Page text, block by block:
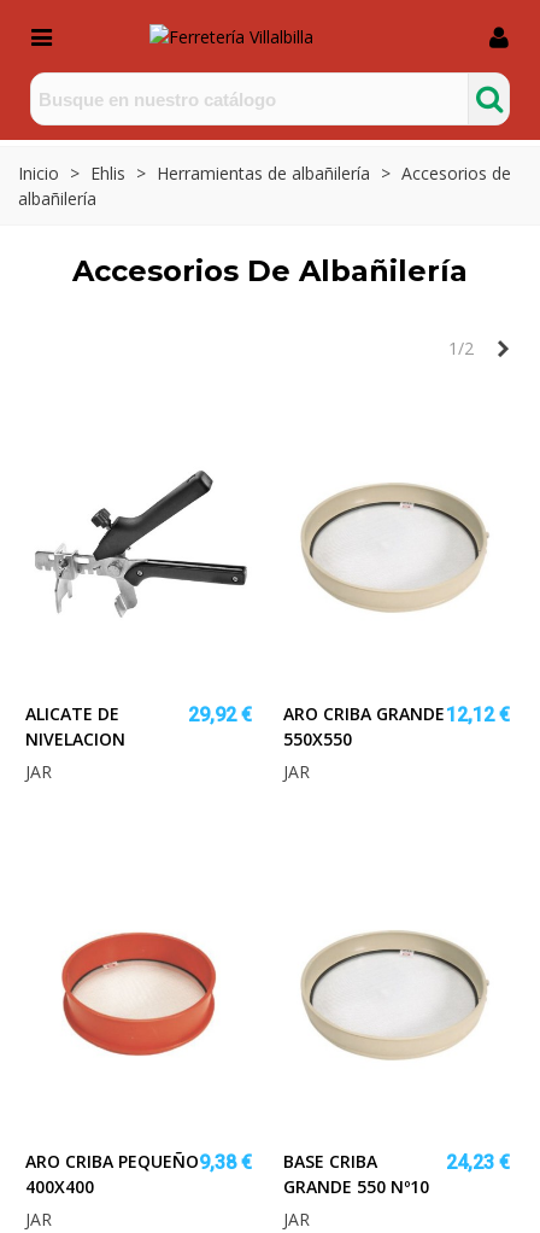
Inicio > Ehlis > Herramientas de albañilería > Accesorios de
albañilería
Accesorios De Albañilería
1/2
ALICATE DE
NIVELACION
29,92 €
JAR
ARO CRIBA GRANDE
550X550
12,12 €
JAR
ARO CRIBA PEQUEÑO
400X400
9,38 €
JAR
BASE CRIBA
GRANDE 550 Nº10
24,23 €
JAR